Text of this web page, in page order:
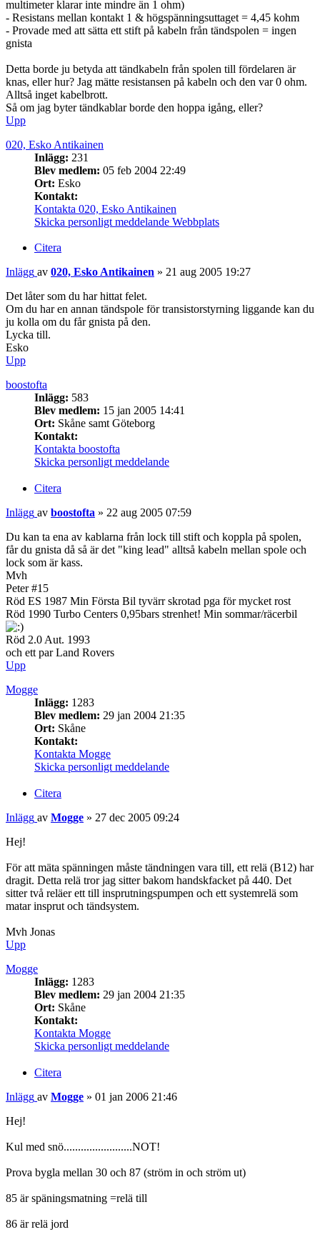
multimeter klarar inte mindre än 1 ohm)
- Resistans mellan kontakt 1 & högspänningsuttaget = 4,45 kohm
- Provade med att sätta ett stift på kabeln från tändspolen = ingen
gnista
Detta borde ju betyda att tändkabeln från spolen till fördelaren är
knas, eller hur? Jag mätte resistansen på kabeln och den var 0 ohm.
Alltså inget kabelbrott.
Så om jag byter tändkablar borde den hoppa igång, eller?
Upp
020, Esko Antikainen
Inlägg: 231
Blev medlem: 05 feb 2004 22:49
Ort: Esko
Kontakt:
Kontakta 020, Esko Antikainen
Skicka personligt meddelande Webbplats
Citera
Inlägg av 020, Esko Antikainen » 21 aug 2005 19:27
Det låter som du har hittat felet.
Om du har en annan tändspole för transistorstyrning liggande kan du
ju kolla om du får gnista på den.
Lycka till.
Esko
Upp
boostofta
Inlägg: 583
Blev medlem: 15 jan 2005 14:41
Ort: Skåne samt Göteborg
Kontakt:
Kontakta boostofta
Skicka personligt meddelande
Citera
Inlägg av boostofta » 22 aug 2005 07:59
Du kan ta ena av kablarna från lock till stift och koppla på spolen,
får du gnista då så är det "king lead" alltså kabeln mellan spole och
lock som är kass.
Mvh
Peter #15
Röd ES 1987 Min Första Bil tyvärr skrotad pga för mycket rost
Röd 1990 Turbo Centers 0,95bars strenhet! Min sommar/räcerbil
Röd 2.0 Aut. 1993
och ett par Land Rovers
Upp
Mogge
Inlägg: 1283
Blev medlem: 29 jan 2004 21:35
Ort: Skåne
Kontakt:
Kontakta Mogge
Skicka personligt meddelande
Citera
Inlägg av Mogge » 27 dec 2005 09:24
Hej!
För att mäta spänningen måste tändningen vara till, ett relä (B12) har
dragit. Detta relä tror jag sitter bakom handskfacket på 440. Det
sitter två reläer ett till insprutningspumpen och ett systemrelä som
matar insprut och tändsystem.
Mvh Jonas
Upp
Mogge
Inlägg: 1283
Blev medlem: 29 jan 2004 21:35
Ort: Skåne
Kontakt:
Kontakta Mogge
Skicka personligt meddelande
Citera
Inlägg av Mogge » 01 jan 2006 21:46
Hej!
Kul med snö........................NOT!
Prova bygla mellan 30 och 87 (ström in och ström ut)
85 är späningsmatning =relä till
86 är relä jord